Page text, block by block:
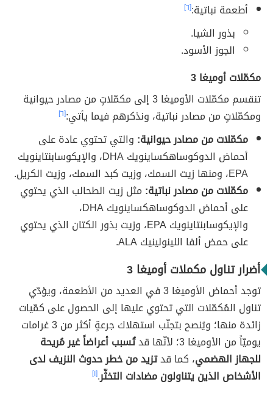
أطعمة نباتية:[٦]
بذور الشيا.
الجوز الأسود.
مكمّلات أوميغا 3
تنقسم مكمّلات الأوميغا 3 إلى مكمّلاتٍ من مصادر حيوانية
ومكمّلاتٍ من مصادر نباتية، ونذكرهم فيما يأتي:[٦]
مكمّلات من مصادر حيوانية: والتي تحتوي عادة على
أحماض الدوكوساهكساينويك DHA، والإيكوسابنتاينويك
EPA، ومنها زيت السمك، وزيت كبد السمك، وزيت الكريل.
مكمّلات من مصادر نباتية: مثل زيت الطحالب الذي يحتوي
على أحماض الدوكوساهكساينويك DHA،
والإيكوسابنتاينويك EPA، وزيت بذور الكتان الذي يحتوي
على حمض ألفا اللينولينيك ALA.
أضرار تناول مكملات أوميغا 3
توجد أحماض الأوميغا 3 في العديد من الأطعمة، ويؤدّي
تناول المُكمّلات التي تحتوي عليها إلى الحصول على كمّيات
زائدة منها؛ ويُنصح بتجنّب استهلاك جرعةٍ أكثر من 3 غرامات
يوميّاً من الأوميغا 3؛ لأنّها قد
تُسبب أعراضاً غير مُريحة
للجهاز الهضمي، كما قدتزيد من خطر حدوث النزيف لدى
الأشخاص الذين يتناولون مضادات التخثّر.[١]